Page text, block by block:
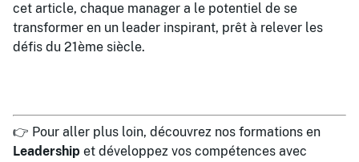
cet article, chaque manager a le potentiel de se
transformer en un leader inspirant, prêt à relever les
défis du 21ème siècle.
👉 Pour aller plus loin, découvrez nos formations en
Leadership et développez vos compétences avec